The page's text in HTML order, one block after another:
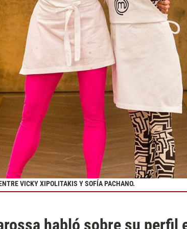
VICKY XIPOLITAKIS Y SOFÍA PACHANO.
habló sobre su perfil